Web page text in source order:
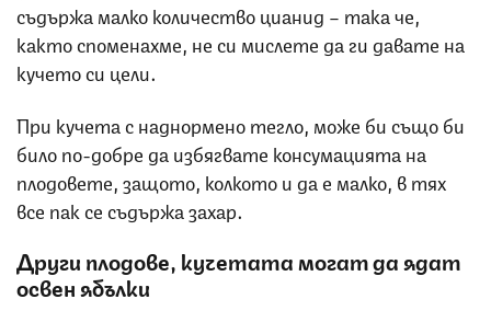
съдържа малко количество цианид – така че,
както споменахме, не си мислете да ги давате на
кучето си цели.
При кучета с наднормено тегло, може би също би
било по-добре да избягвате консумацията на
плодовете, защото, колкото и да е малко, в тях
все пак се съдържа захар.
Други плодове, кучетата могат да ядат
освен ябълки